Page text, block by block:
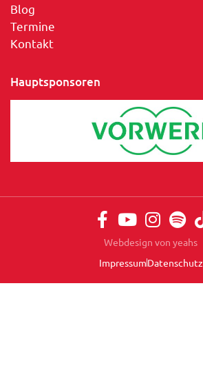
Blog
Termine
Kontakt
Hauptsponsoren
Webdesign von yeahs
ImpressumDatenschutz